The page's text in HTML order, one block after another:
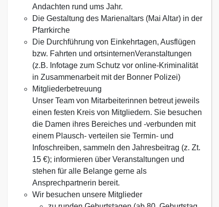
Andachten rund ums Jahr.
Die Gestaltung des Marienaltars (Mai Altar) in der
Pfarrkirche
Die Durchführung von Einkehrtagen, Ausflügen
bzw. Fahrten und ortsinternenVeranstaltungen
(z.B. Infotage zum Schutz vor online-Kriminalität
in Zusammenarbeit mit der Bonner Polizei)
Mitgliederbetreuung
Unser Team von Mitarbeiterinnen betreut jeweils
einen festen Kreis von Mitgliedern. Sie besuchen
die Damen ihres Bereiches und -verbunden mit
einem Plausch- verteilen sie Termin- und
Infoschreiben, sammeln den Jahresbeitrag (z. Zt.
15 €); informieren über Veranstaltungen und
stehen für alle Belange gerne als
Ansprechpartnerin bereit.
Wir besuchen unsere Mitglieder